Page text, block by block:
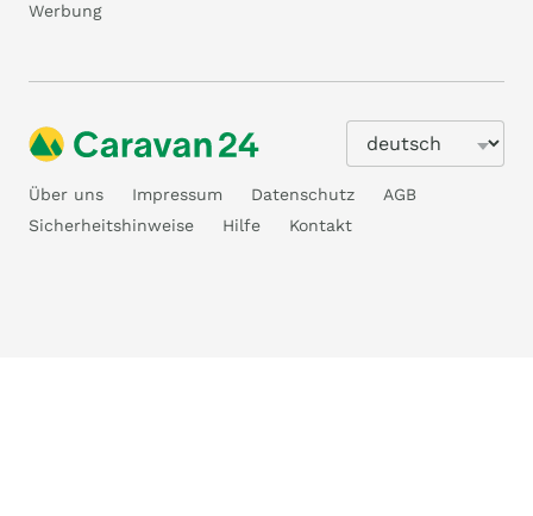
Werbung
Über uns Impressum Datenschutz
AGB
Sicherheitshinweise
Hilfe Kontakt